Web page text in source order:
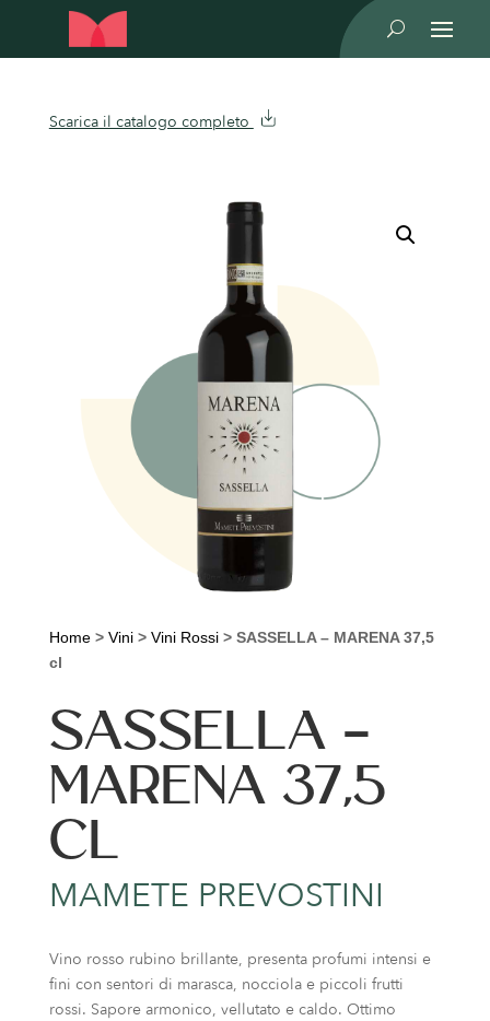
U
Scarica il catalogo completo
Home> Vini> Vini Rossi> SASSELLA – MARENA 37,5
cl
SASSELLA –
MARENA 37,5
CL
MAMETE PREVOSTINI
Vino rosso rubino brillante, presenta profumi intensi e
fini con sentori di marasca, nocciola e piccoli frutti
rossi. Sapore armonico, vellutato e caldo. Ottimo